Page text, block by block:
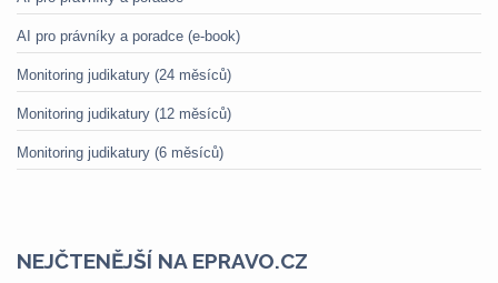
AI pro právníky a poradce (e-book)
Monitoring judikatury (24 měsíců)
Monitoring judikatury (12 měsíců)
Monitoring judikatury (6 měsíců)
NEJČTENĚJŠÍ NA EPRAVO.CZ